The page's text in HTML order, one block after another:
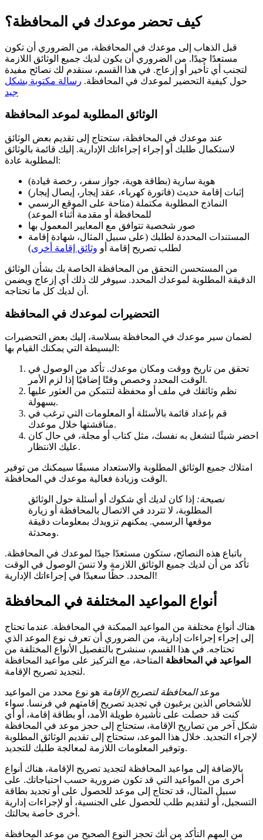
كيف تحضر موعدك في المحافظة؟
قبل الذهاب إلى موعدك في المحافظة، من الضروري أن تكون
مستعدًا جيدًا. من الضروري أن يكون لديك جميع الوثائق اللازمة
لتجنب أي تأخير أو إزعاج. في هذا القسم، سنقدم لك نصائح مفيدة
حول كيفية التحضير لموعدك في المحافظة. رسالة مكتوبة بشكل
جيد
الوثائق المطلوبة لموعد المحافظة
عند موعدك في المحافظة، ستحتاج إلى تقديم بعض الوثائق
لاستكمال طلبك أو إجراء إجراءاتك الإدارية. إليك قائمة بالوثائق
المطلوبة عادة:
هوية سارية (بطاقة هوية، جواز سفر، رخصة قيادة)
إثبات إقامة حديث (فاتورة كهرباء، عقد إيجار، إيصال إيجار)
النماذج المطلوبة مكتملة (متاحة على الموقع الرسمي
للمحافظة أو مقدمة أثناء الموعد)
صور شخصية تتوافق مع المعايير المعمول بها
المستندات المحددة لطلبك (على سبيل المثال، شهادة إقامة
لطلب تصريح إقامة أو وثائق إقامة أخرى)
من المستحسن التحقق من المحافظة الخاصة بك بشأن الوثائق
الدقيقة المطلوبة لموعدك المحدد. سيوفر لك ذلك أي إزعاج ويضمن
أن لديك كل ما تحتاجه.
التحضيرات لموعدك في المحافظة
لضمان سير موعدك في المحافظة بسلاسة، إليك بعض التحضيرات
البسيطة التي يمكنك القيام بها:
تحقق من تاريخ ووقت ومكان موعدك. تأكد من الوصول في
الوقت المحدد وخصص وقتًا إضافيًا إذا لزم الأمر.
نظم وثائقك في ملف أو محفظة لتتمكن من العثور عليها
بسهولة.
قم بإعداد قائمة بالأسئلة أو المعلومات التي ترغب في
مناقشتها خلال موعدك.
احضر شيئًا لتشغل به نفسك، مثل كتاب أو مجلة، في حال كان
عليك الانتظار.
امتلاك جميع الوثائق المطلوبة والاستعداد مسبقًا سيمكنك من توفير
الوقت وزيادة فعالية موعدك في المحافظة.
نصيحة: إذا كان لديك أي شكوك أو أسئلة حول الوثائق
المطلوبة، لا تتردد في الاتصال بالمحافظة أو زيارة
موقعها الرسمي. يمكنهم تزويدك بمعلومات دقيقة
ومحدثة.
باتباع هذه النصائح، ستكون مستعدًا جيدًا لموعدك في المحافظة.
تأكد من أن لديك جميع الوثائق اللازمة ولا تنسَ الوصول في الوقت
المحدد. حظًا سعيدًا في إجراءاتك الإدارية!
أنواع المواعيد المختلفة في المحافظة
هناك أنواع مختلفة من المواعيد الممكنة في المحافظة. عندما تحتاج
إلى إجراء إجراءات إدارية، من الضروري أن تعرف نوع الموعد الذي
تحتاجه. في هذا القسم، سنشرح بالتفصيل الأنواع المختلفة من
المواعيد في المحافظة المتاحة، مع التركيز على مواعيد المحافظة
لتجديد تصريح الإقامة.
موعدالمحافظة لتصريح الإقامة هو نوع محدد من المواعيد
للأشخاص الذين يرغبون في تجديد تصريح إقامتهم في فرنسا. سواء
كنت قد حصلت على تأشيرة طويلة الأمد، أو بطاقة إقامة، أو أي
شكل آخر من تصاريح الإقامة، ستحتاج إلى حجز موعد في المحافظة
لإجراء التجديد. خلال هذا الموعد، ستحتاج إلى تقديم الوثائق المطلوبة
وتوفير المعلومات اللازمة لمعالجة طلبك للتجديد.
بالإضافة إلى مواعيد المحافظة لتجديد تصريح الإقامة، هناك أنواع
أخرى من المواعيد التي قد تكون ضرورية حسب احتياجاتك. على
سبيل المثال، قد تحتاج إلى موعد للحصول على أو تجديد بطاقة
التسجيل، أو لتقديم طلب للحصول على الجنسية، أو لإجراءات إدارية
أخرى خاصة بحالتك.
من المهم التأكد من أنك تحجز النوع الصحيح من موعد المحافظة